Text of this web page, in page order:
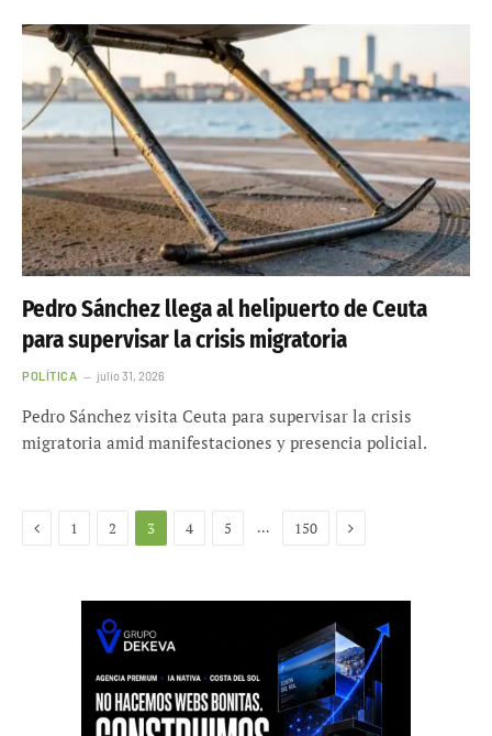
Pedro Sánchez llega al helipuerto de Ceuta
para supervisar la crisis migratoria
POLÍTICA julio 31, 2026
Pedro Sánchez visita Ceuta para supervisar la crisis
migratoria amid manifestaciones y presencia policial.
Anterior
1 2 3 4 5 … 150 Siguiente